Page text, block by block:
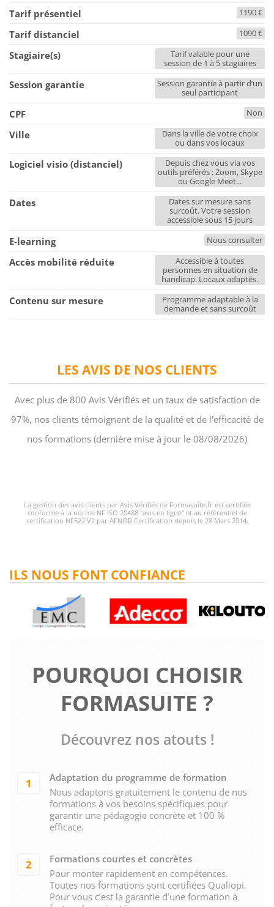
LES AVIS DE NOS CLIENTS
Avec plus de 800 Avis Vérifiés et un taux de satisfaction de
97%, nos clients témoignent de la qualité et de l'efficacité de
nos formations (dernière mise à jour le 08/08/2026)
La gestion des avis clients par Avis Vérifiés de Formasuite.fr est certifiée
conforme à la norme NF ISO 20488 "avis en ligne" et au référentiel de
certification NF522 V2 par AFNOR Certification depuis le 28 Mars 2014.
POURQUOI CHOISIR
FORMASUITE ?
Découvrez nos atouts !
1
Adaptation du programme de formation
Nous adaptons gratuitement le contenu de nos
formations à vos besoins spécifiques pour
garantir une pédagogie concrète et 100 %
efficace.
2
Formations courtes et concrètes
Pour monter rapidement en compétences.
Toutes nos formations sont certifiées Qualiopi.
Pour vous c’est la garantie d’une formation à
ILS NOUS FONT CONFIANCE
Tarif présentiel 1190 €
Tarif distanciel 1090 €
Stagiaire(s)
Tarif valable pour une
session de 1 à 5 stagiaires
Session garantie
Session garantie à partir d’un
seul participant
CPF Non
Ville
Dans la ville de votre choix
ou dans vos locaux
Logiciel visio (distanciel)
Depuis chez vous via vos
outils préférés : Zoom, Skype
ou Google Meet...
Dates
Dates sur mesure sans
surcoût. Votre session
accessible sous 15 jours
E-learning Nous consulter
Accès mobilité réduite
Accessible à toutes
personnes en situation de
handicap. Locaux adaptés.
Contenu sur mesure
Programme adaptable à la
demande et sans surcoût